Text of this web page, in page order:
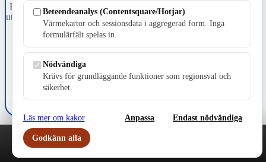
Fristående webbtidningsföretag grundat 1991 som sedan 2002 ger
ut tidningen Skillingaryd.nu och 2010 lanserades Värnamo.nu. Från
april 2026 omfattar Skillingaryd.nu tre kommuner: Gnosjö,
Värnamo och Vaggeryds kommun.
E-post: redaktionen@skillingaryd.nu
Postadress: Gisslaköp 1, 568 92 Skillingaryd
Kakinställningar
Beteendeanalys (Contentsquare/Hotjar)
Värmekartor och sessionsdata i aggregerad form. Inga
formulärfält spelas in.
Nödvändiga
Krävs för grundläggande funktioner som regionsval och
säkerhet.
Läs mer om kakor Anpassa Endast nödvändiga
Godkänn alla